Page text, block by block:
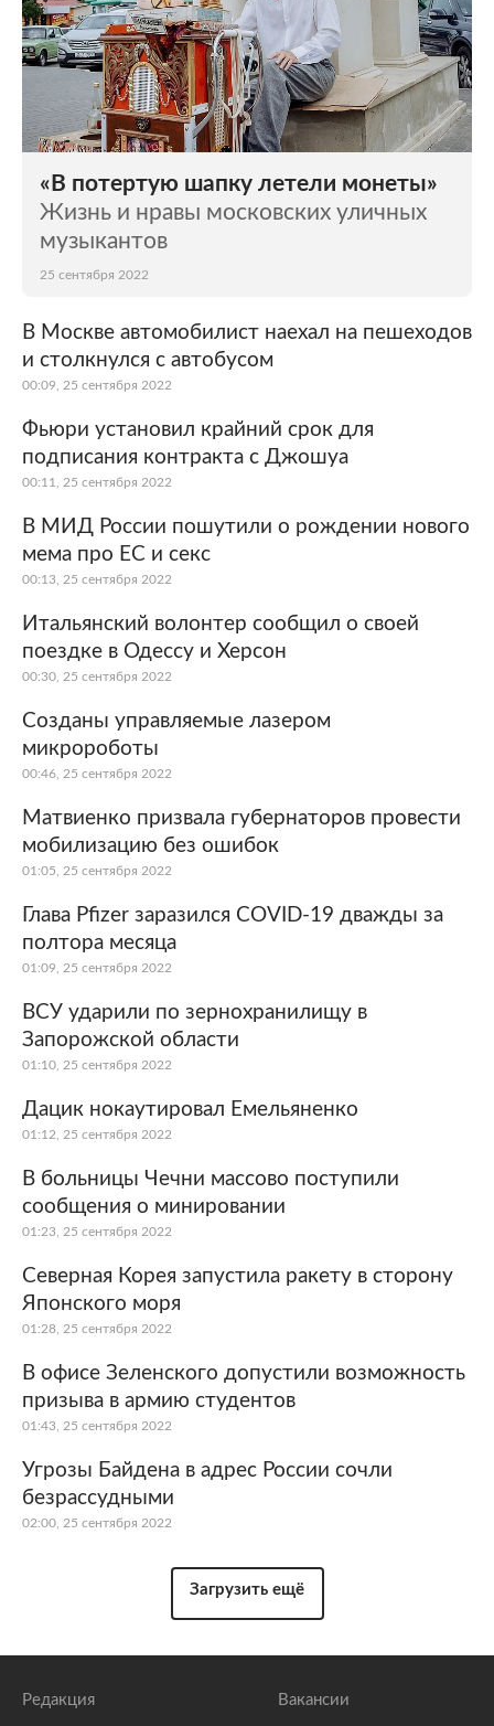
«В потертую шапку летели монеты»
Жизнь и нравы московских уличных
музыкантов
25 сентября 2022
В Москве автомобилист наехал на пешеходов
и столкнулся с автобусом
00:09, 25 сентября 2022
Фьюри установил крайний срок для
подписания контракта с Джошуа
00:11, 25 сентября 2022
В МИД России пошутили о рождении нового
мема про ЕС и секс
00:13, 25 сентября 2022
Итальянский волонтер сообщил о своей
поездке в Одессу и Херсон
00:30, 25 сентября 2022
Созданы управляемые лазером
микророботы
00:46, 25 сентября 2022
Матвиенко призвала губернаторов провести
мобилизацию без ошибок
01:05, 25 сентября 2022
Глава Pfizer заразился COVID-19 дважды за
полтора месяца
01:09, 25 сентября 2022
ВСУ ударили по зернохранилищу в
Запорожской области
01:10, 25 сентября 2022
Дацик нокаутировал Емельяненко
01:12, 25 сентября 2022
В больницы Чечни массово поступили
сообщения о минировании
01:23, 25 сентября 2022
Северная Корея запустила ракету в сторону
Японского моря
01:28, 25 сентября 2022
В офисе Зеленского допустили возможность
призыва в армию студентов
01:43, 25 сентября 2022
Угрозы Байдена в адрес России сочли
безрассудными
02:00, 25 сентября 2022
Загрузить ещё
Редакция Вакансии